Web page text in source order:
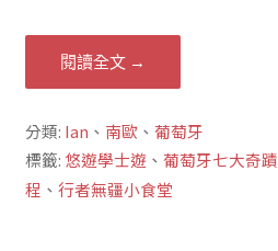
閱讀全文 →
分類: Ian 、 南歐 、葡萄牙
標籤: 悠遊學士遊 、葡萄牙七大奇蹟
程 、行者無疆小食堂